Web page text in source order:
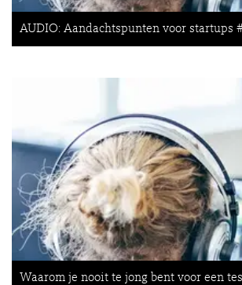
AUDIO: Aandachtspunten voor startups
Waarom je nooit te jong bent voor een